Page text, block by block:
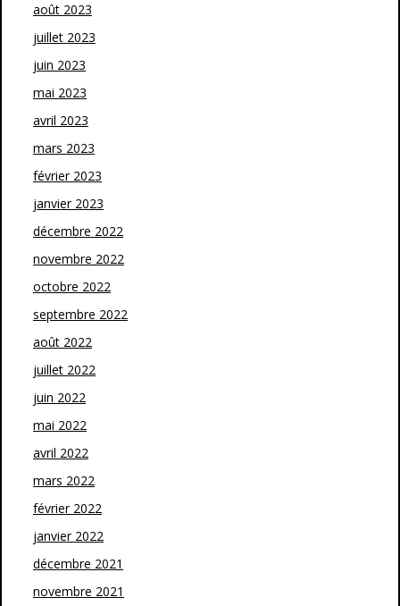
août 2023
juillet 2023
juin 2023
mai 2023
avril 2023
mars 2023
février 2023
janvier 2023
décembre 2022
novembre 2022
octobre 2022
septembre 2022
août 2022
juillet 2022
juin 2022
mai 2022
avril 2022
mars 2022
février 2022
janvier 2022
décembre 2021
novembre 2021